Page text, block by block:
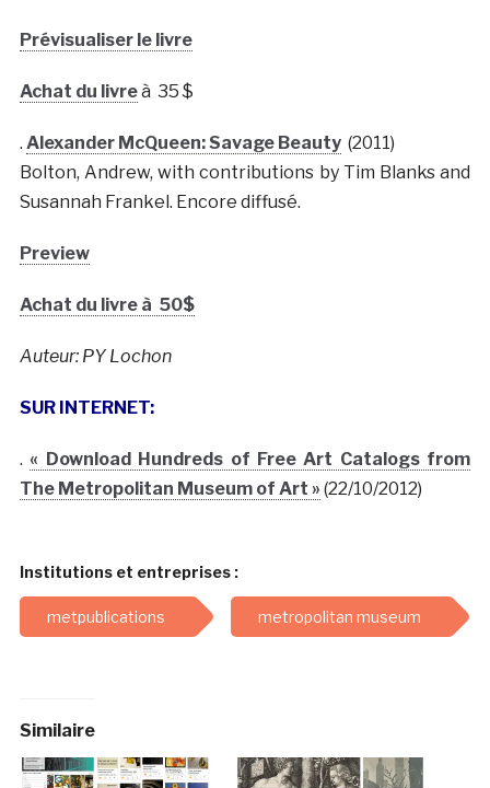
Prévisualiser le livre
Achat du livreà 35 $
. Alexander McQueen: Savage Beauty(2011)
Bolton, Andrew, with contributions by Tim Blanks and
Susannah Frankel. Encore diffusé.
Preview
Achat du livre à 50$
Auteur: PY Lochon
SUR INTERNET:
.« Download Hundreds of Free Art Catalogs from
The Metropolitan Museum of Art » (22/10/2012)
Institutions et entreprises :
metpublications metropolitan museum
Similaire